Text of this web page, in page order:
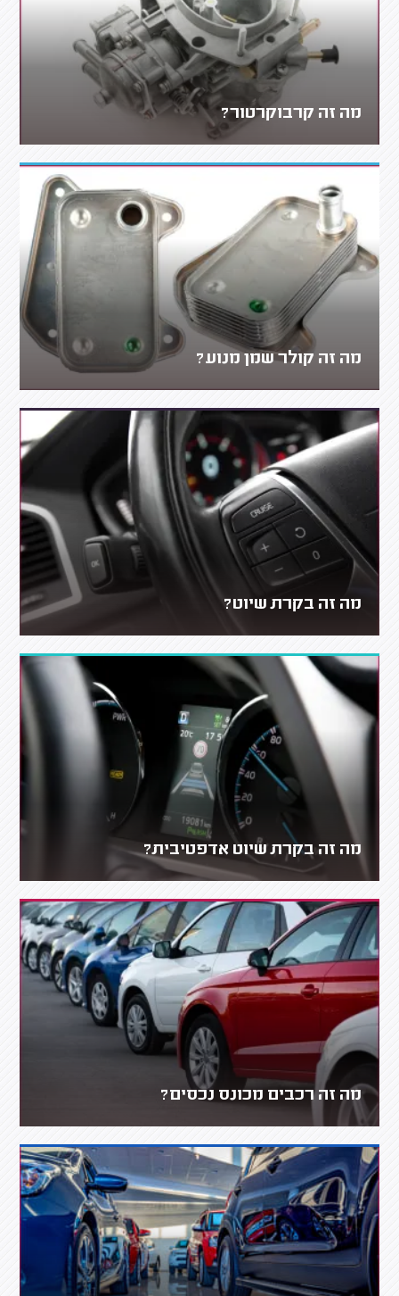
מה זה קרבוקרטור?
מה זה קולר שמן מנוע?
מה זה בקרת שיוט?
מה זה בקרת שיוט אדפטיבית?
מה זה רכבים מכונס נכסים?